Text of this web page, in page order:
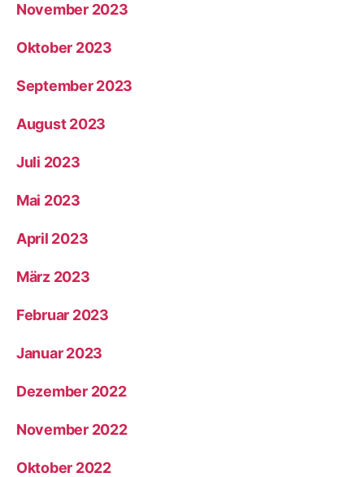
November 2023
Oktober 2023
September 2023
August 2023
Juli 2023
Mai 2023
April 2023
März 2023
Februar 2023
Januar 2023
Dezember 2022
November 2022
Oktober 2022